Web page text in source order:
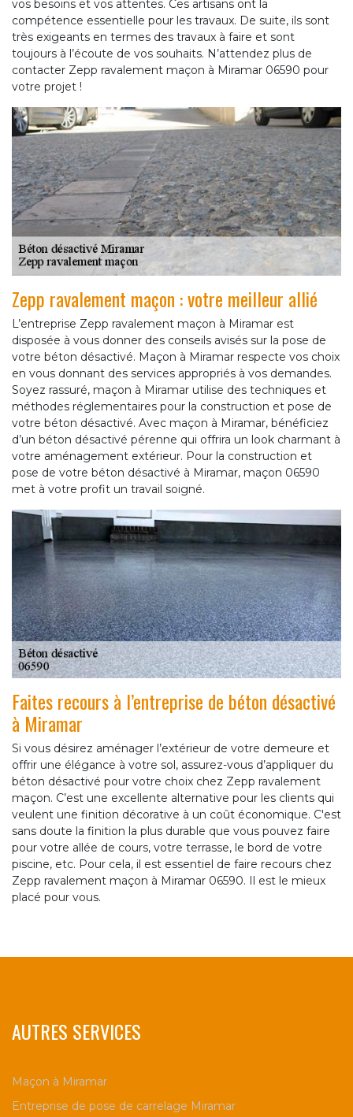
vos besoins et vos attentes. Ces artisans ont la
compétence essentielle pour les travaux. De suite, ils sont
très exigeants en termes des travaux à faire et sont
toujours à l’écoute de vos souhaits. N’attendez plus de
contacter Zepp ravalement maçon à Miramar 06590 pour
votre projet !
Zepp ravalement maçon : votre meilleur allié
L’entreprise Zepp ravalement maçon à Miramar est
disposée à vous donner des conseils avisés sur la pose de
votre béton désactivé. Maçon à Miramar respecte vos choix
en vous donnant des services appropriés à vos demandes.
Soyez rassuré, maçon à Miramar utilise des techniques et
méthodes réglementaires pour la construction et pose de
votre béton désactivé. Avec maçon à Miramar, bénéficiez
d’un béton désactivé pérenne qui offrira un look charmant à
votre aménagement extérieur. Pour la construction et
pose de votre béton désactivé à Miramar, maçon 06590
met à votre profit un travail soigné.
Faites recours à l’entreprise de béton désactivé
à Miramar
Si vous désirez aménager l’extérieur de votre demeure et
offrir une élégance à votre sol, assurez-vous d’appliquer du
béton désactivé pour votre choix chez Zepp ravalement
maçon. C’est une excellente alternative pour les clients qui
veulent une finition décorative à un coût économique. C'est
sans doute la finition la plus durable que vous pouvez faire
pour votre allée de cours, votre terrasse, le bord de votre
piscine, etc. Pour cela, il est essentiel de faire recours chez
Zepp ravalement maçon à Miramar 06590. Il est le mieux
placé pour vous.
AUTRES SERVICES
Maçon à Miramar
Entreprise de pose de carrelage Miramar